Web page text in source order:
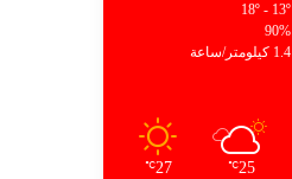
90%
1.4 كيلومتر/ساعة
25
℃
27
℃